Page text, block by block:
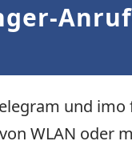
und
WLAN oder